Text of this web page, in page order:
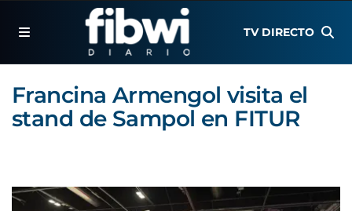
TV DIRECTO
Francina Armengol visita el
stand de Sampol en FITUR